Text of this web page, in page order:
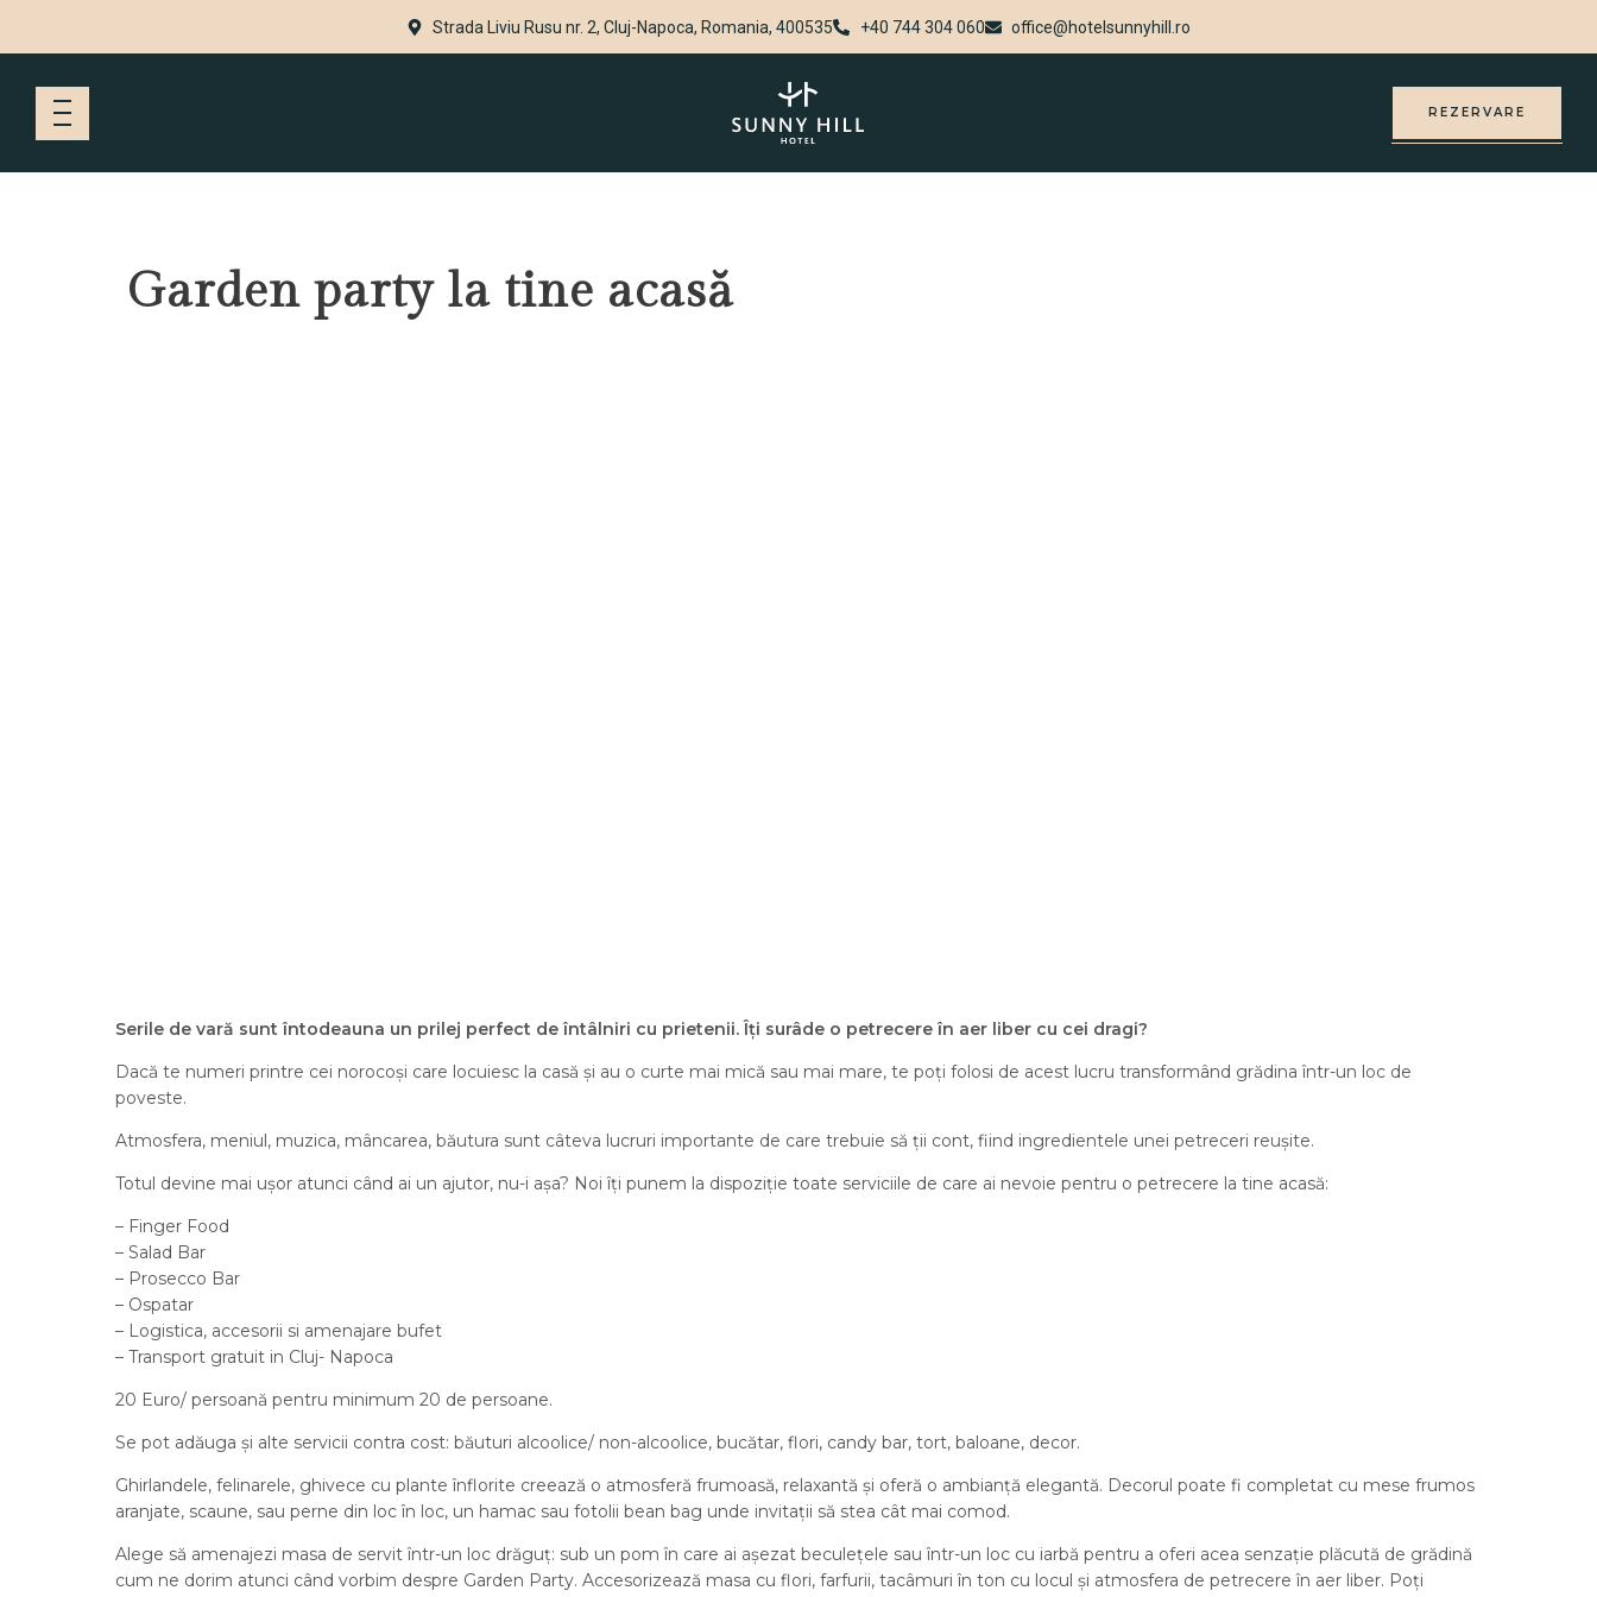
Strada Liviu Rusu nr. 2, Cluj-Napoca, Romania, 400535 +40 744 304 060 office@hotelsunnyhill.ro
REZERVARE
Garden party la tine acasă
Serile de vară sunt întodeauna un prilej perfect de întâlniri cu prietenii. Îți surâde o petrecere în aer liber cu cei dragi?
Dacă te numeri printre cei norocoși care locuiesc la casă și au o curte mai mică sau mai mare, te poți folosi de acest lucru transformând grădina într-un loc de
poveste.
Atmosfera, meniul, muzica, mâncarea, băutura sunt câteva lucruri importante de care trebuie să ții cont, fiind ingredientele unei petreceri reușite.
Totul devine mai ușor atunci când ai un ajutor, nu-i așa? Noi îți punem la dispoziție toate serviciile de care ai nevoie pentru o petrecere la tine acasă:
– Finger Food
– Salad Bar
– Prosecco Bar
– Ospatar
– Logistica, accesorii si amenajare bufet
– Transport gratuit in Cluj- Napoca
20 Euro/ persoană pentru minimum 20 de persoane.
Se pot adăuga și alte servicii contra cost: băuturi alcoolice/ non-alcoolice, bucătar, flori, candy bar, tort, baloane, decor.
Ghirlandele, felinarele, ghivece cu plante înflorite creează o atmosferă frumoasă, relaxantă și oferă o ambianță elegantă. Decorul poate fi completat cu mese frumos
aranjate, scaune, sau perne din loc în loc, un hamac sau fotolii bean bag unde invitații să stea cât mai comod.
Alege să amenajezi masa de servit într-un loc drăguț: sub un pom în care ai așezat beculețele sau într-un loc cu iarbă pentru a oferi acea senzație plăcută de grădină
cum ne dorim atunci când vorbim despre Garden Party. Accesorizează masa cu flori, farfurii, tacâmuri în ton cu locul și atmosfera de petrecere în aer liber. Poți